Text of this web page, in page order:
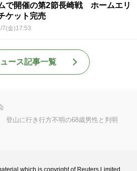
で開催の第2節長崎戦 ホームエリ
ケット完売
7(金)17:53
ース記事一覧
登山に行き行方不明の68歳男性と判明